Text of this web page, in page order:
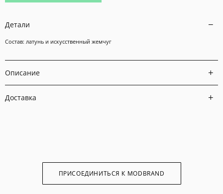
Детали
Состав: латунь и искусственный жемчуг
Описание
Доставка
ПРИСОЕДИНИТЬСЯ К MODBRAND